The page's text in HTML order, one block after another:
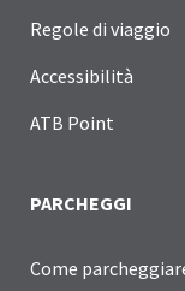
Regole di viaggio
Accessibilità
ATB Point
PARCHEGGI
Come